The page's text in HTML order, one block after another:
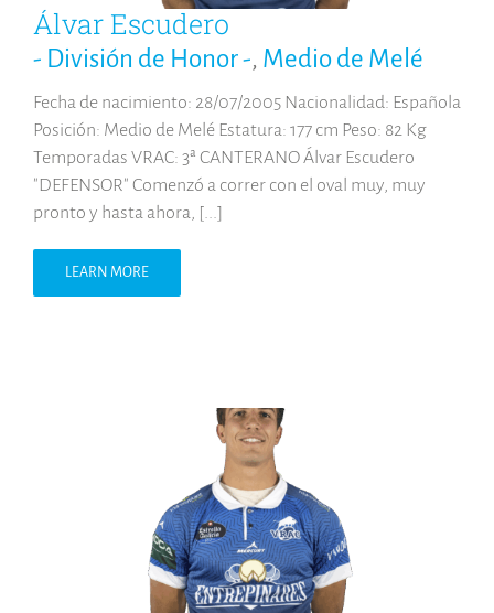
Álvar Escudero
- División de Honor -, Medio de Melé
Fecha de nacimiento: 28/07/2005 Nacionalidad: Española
Posición: Medio de Melé Estatura: 177 cm Peso: 82 Kg
Temporadas VRAC: 3ª CANTERANO Álvar Escudero
"DEFENSOR" Comenzó a correr con el oval muy, muy
pronto y hasta ahora, [...]
LEARN MORE